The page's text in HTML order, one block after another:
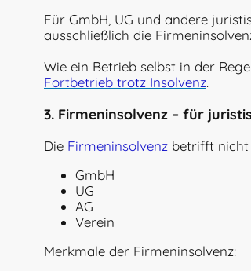
Für GmbH, UG und andere
ausschließlich die
Wie ein Betrieb selbst in der
Fortbetrieb trotz Insolvenz.
3. Firmeninsolvenz – für
Die Firmeninsolvenz betrifft nicht
GmbH
UG
AG
Verein
Merkmale der Firmeninsolvenz: